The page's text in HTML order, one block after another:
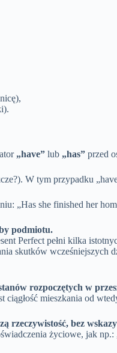
„have” lub „has” przed
W tym przypadku
„Has she finished her
podmiotu.
Perfect pełni kilka
skutków wcześniejszych
rozpoczętych w
mieszkania od
rzeczywistość, bez
życiowe, jak